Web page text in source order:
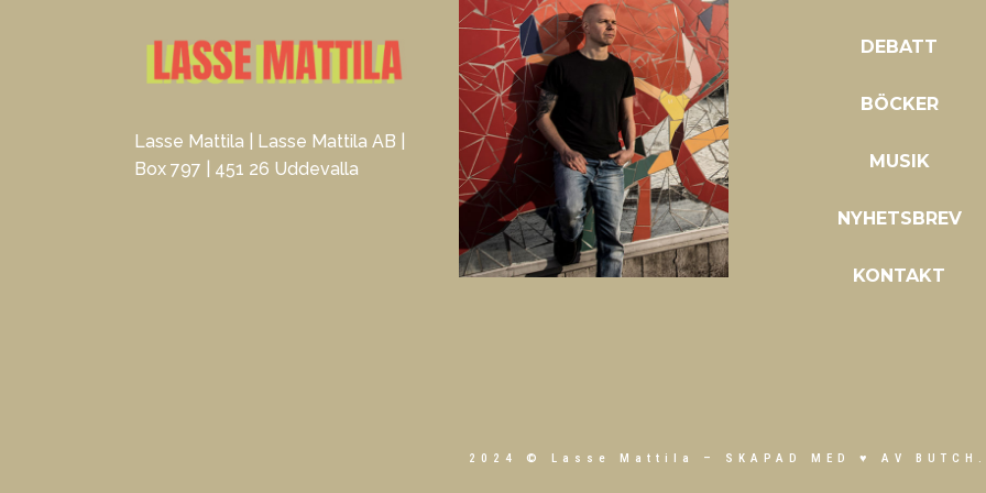
Lasse Mattila | Lasse Mattila AB |
Box 797 | 451 26 Uddevalla
DEBATT
BÖCKER
MUSIK
NYHETSBREV
KONTAKT
2024 © Lasse Mattila – SKAPAD MED ♥ AV